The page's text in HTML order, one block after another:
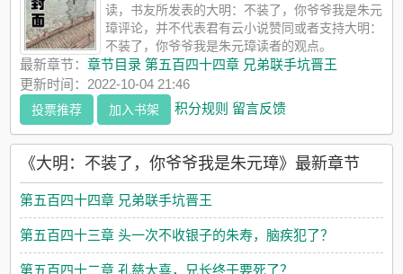
读，书友所发表的大明：不装了，你爷爷我是朱元
璋评论，并不代表君有云小说赞同或者支持大明：
不装了，你爷爷我是朱元璋读者的观点。
最新章节：章节目录 第五百四十四章 兄弟联手坑晋王
更新时间：2022-10-04 21:46
投票推荐 加入书架 积分规则 留言反馈
《大明：不装了，你爷爷我是朱元璋》最新章节
第五百四十四章 兄弟联手坑晋王
第五百四十三章 头一次不收银子的朱寿，脑疾犯了？
第五百四十二章 孔慈大喜，兄长终于要死了？